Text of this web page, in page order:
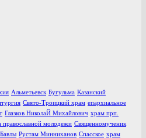
Альметьевск Бугульма Казанский
Свято-Троицкий храм епархиальное
Глазков НиколаЙ Михайлович храм прп.
православной молодежи Священномученик
Рустам Минниханов Спасское храм